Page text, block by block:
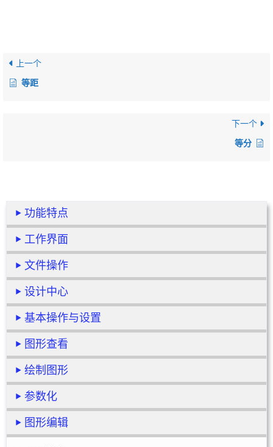
功能特点
工作界面
文件操作
设计中心
基本操作与设置
图形查看
绘制图形
参数化
图形编辑
上一个
等距
下一个
等分